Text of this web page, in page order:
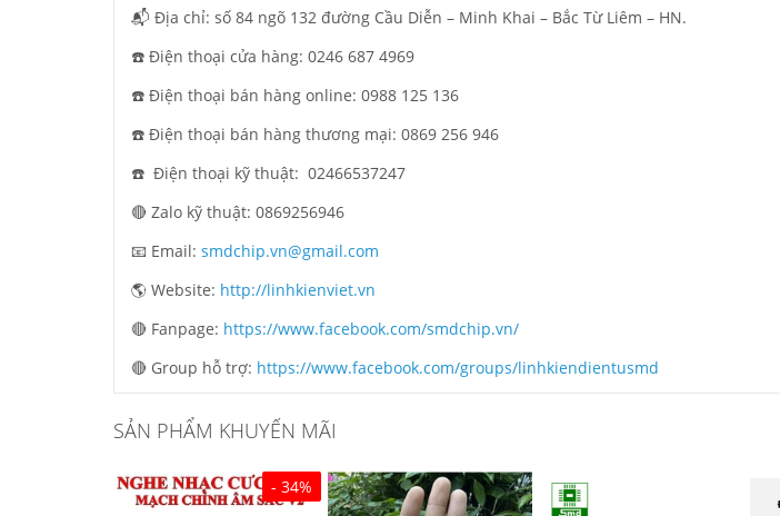
📬 Địa chỉ: số 84 ngõ 132 đường Cầu Diễn – Minh Khai – Bắc Từ Liêm – HN.
☎️ Điện thoại cửa hàng: 0246 687 4969
☎️ Điện thoại bán hàng online: 0988 125 136
☎️ Điện thoại bán hàng thương mại: 0869 256 946
☎️ Điện thoại kỹ thuật: 02466537247
🔴 Zalo kỹ thuật: 0869256946
📧 Email: smdchip.vn@gmail.com
🌎 Website: http://linhkienviet.vn
🔴 Fanpage: https://www.facebook.com/smdchip.vn/
🔴 Group hỗ trợ: https://www.facebook.com/groups/linhkiendientusmd
SẢN PHẨM KHUYẾN MÃI
- 34%